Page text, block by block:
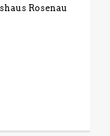
Rosenau